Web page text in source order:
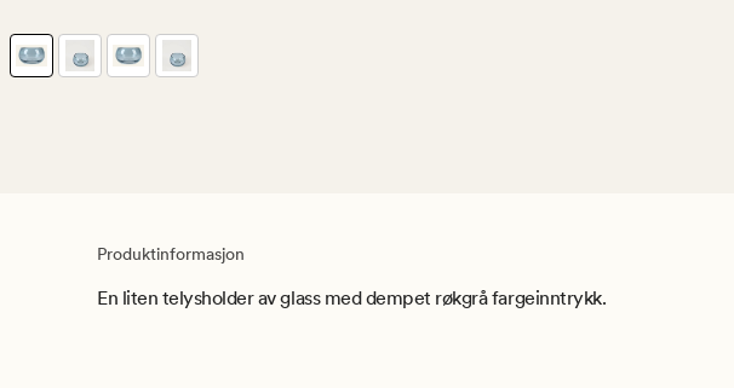
Produktinformasjon
En liten telysholder av glass med dempet røkgrå fargeinntrykk.